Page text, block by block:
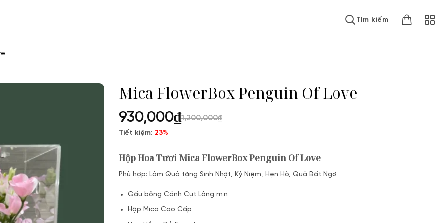
Tìm kiếm
Mica FlowerBox Penguin Of Love
930,000₫1,200,000₫
Tiết kiệm: 23%
Hộp Hoa Tươi Mica FlowerBox Penguin Of Love
Phù hợp: Làm Quà tặng Sinh Nhật, Kỷ Niệm, Hẹn Hò, Quà Bất Ngờ
Gấu bông Cánh Cụt Lông mịn
Hộp Mica Cao Cấp